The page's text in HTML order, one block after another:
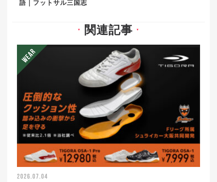
語｜フットサル三国志
▼ 関連記事 ▼
2026.07.04